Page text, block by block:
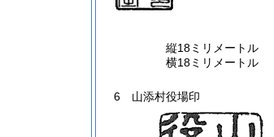
縦18ミリメートル
横18ミリメートル
6 山添村役場印